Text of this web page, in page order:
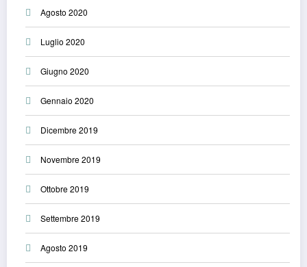
Agosto 2020
Luglio 2020
Giugno 2020
Gennaio 2020
Dicembre 2019
Novembre 2019
Ottobre 2019
Settembre 2019
Agosto 2019